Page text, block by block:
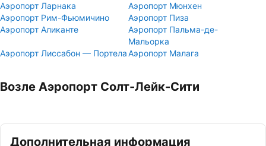
Аэропорт Ларнака
Аэропорт Мюнхен
Аэропорт Рим-Фьюмичино
Аэропорт Пиза
Аэропорт Аликанте
Аэропорт Пальма-де-
Мальорка
Аэропорт Лиссабон — ПортелаАэропорт Малага
Возле Аэропорт Солт-Лейк-Сити
Дополнительная информация